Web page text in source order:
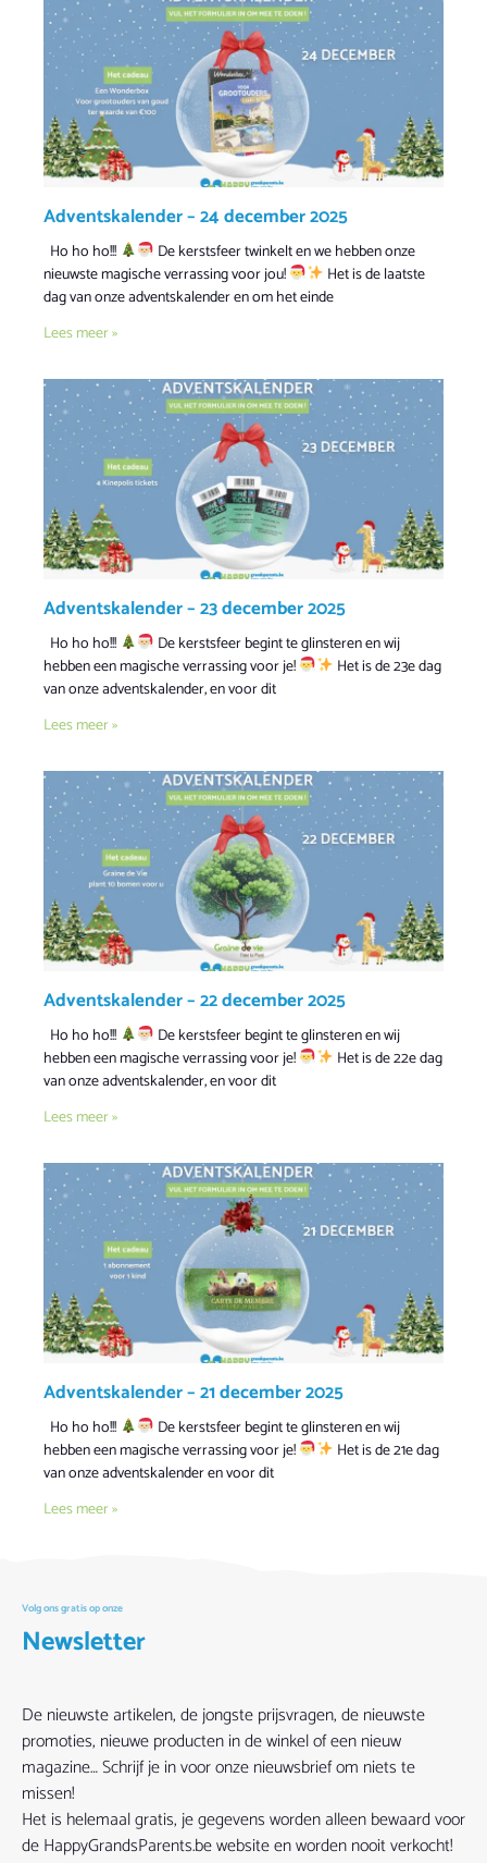
Adventskalender – 24 december 2025
Ho ho ho!!!
De kerstsfeer twinkelt en we hebben onze
nieuwste magische verrassing voor jou!
Het is de laatste
dag van onze adventskalender en om het einde
Lees meer »
Adventskalender – 23 december 2025
Ho ho ho!!!
De kerstsfeer begint te glinsteren en wij
hebben een magische verrassing voor je!
Het is de 23e dag
van onze adventskalender, en voor dit
Lees meer »
Adventskalender – 22 december 2025
Ho ho ho!!!
De kerstsfeer begint te glinsteren en wij
hebben een magische verrassing voor je!
Het is de 22e dag
van onze adventskalender, en voor dit
Lees meer »
Adventskalender – 21 december 2025
Ho ho ho!!!
De kerstsfeer begint te glinsteren en wij
hebben een magische verrassing voor je!
Het is de 21e dag
van onze adventskalender en voor dit
Lees meer »
Volg ons gratis op onze
Newsletter
De nieuwste artikelen, de jongste prijsvragen, de nieuwste
promoties, nieuwe producten in de winkel of een nieuw
magazine… Schrijf je in voor onze nieuwsbrief om niets te
missen!
Het is helemaal gratis, je gegevens worden alleen bewaard voor
de HappyGrandsParents.be website en worden nooit verkocht!